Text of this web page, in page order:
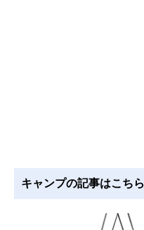
キャンプの記事はこちら